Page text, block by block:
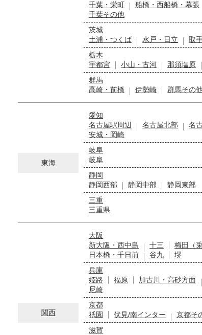
千葉・栄町
船橋・西船橋・幕張
千葉その他
茨城
土浦・つくば
水戸・日立
取
栃木
宇都宮
小山・古河 那須塩原
群馬
高崎・前橋
伊勢崎 群馬その
東海
愛知
名古屋駅周辺
名古屋北部 名
安城・岡崎
岐阜
岐阜
静岡
静岡西部
静岡中部
静岡東部
三重
三重県
関西
大阪
新大阪・西中島
十三 梅田（
日本橋・千日前
谷九
堺
兵庫
姫路
福原 加古川・高砂方面
尼崎
京都
祇園
伏見/南インター
京都そ
滋賀